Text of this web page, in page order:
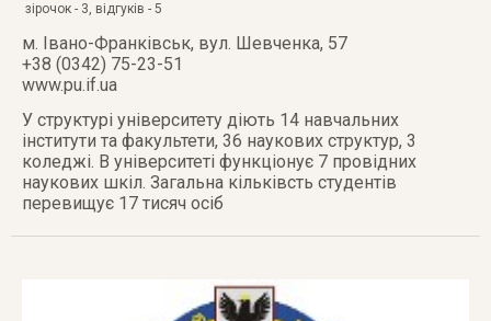
зірочок - 3, відгуків - 5
м. Івано-Франківськ, вул. Шевченка, 57
+38 (0342) 75-23-51
www.pu.if.ua
У структурі університету діють 14 навчальних
інститути та факультети, 36 наукових структур, 3
коледжі. В університеті функціонує 7 провідних
наукових шкіл. Загальна кільківсть студентів
перевищує 17 тисяч осіб